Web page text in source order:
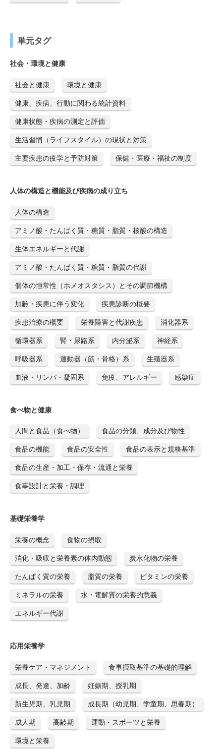
単元タグ
社会・環境と健康
社会と健康 環境と健康
健康、疾病、行動に関わる統計資料
健康状態・疾病の測定と評価
生活習慣（ライフスタイル）の現状と対策
主要疾患の疫学と予防対策 保健・医療・福祉の制度
人体の構造と機能及び疾病の成り立ち
人体の構造
アミノ酸・たんぱく質・糖質・脂質・核酸の構造
生体エネルギーと代謝
アミノ酸・たんぱく質・糖質・脂質の代謝
個体の恒常性（ホメオスタシス）とその調節機構
加齢・疾患に伴う変化 疾患診断の概要
疾患治療の概要 栄養障害と代謝疾患 消化器系
循環器系 腎・尿路系 内分泌系 神経系
呼吸器系 運動器（筋・骨格）系 生殖器系
血液・リンパ・凝固系 免疫、アレルギー 感染症
食べ物と健康
人間と食品（食べ物） 食品の分類、成分及び物性
食品の機能 食品の安全性 食品の表示と規格基準
食品の生産・加工・保存・流通と栄養
食事設計と栄養・調理
基礎栄養学
栄養の概念 食物の摂取
消化・吸収と栄養素の体内動態 炭水化物の栄養
たんぱく質の栄養 脂質の栄養 ビタミンの栄養
ミネラルの栄養 水・電解質の栄養的意義
エネルギー代謝
応用栄養学
栄養ケア・マネジメント 食事摂取基準の基礎的理解
成長、発達、加齢 妊娠期、授乳期
新生児期、乳児期 成長期（幼児期、学童期、思春期）
成人期 高齢期 運動・スポーツと栄養
環境と栄養